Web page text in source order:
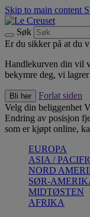
Skip to main content
Søk
Er du sikker på at du
Handlekurven din vil
bekymre deg, vi
Bli her
Forlat siden
Velg din beliggenhet
Endring av posisjon
som er kjøpt online,
EUROPA
ASIA /
NORD
SØR-
MIDTØSTEN
AFRIKA